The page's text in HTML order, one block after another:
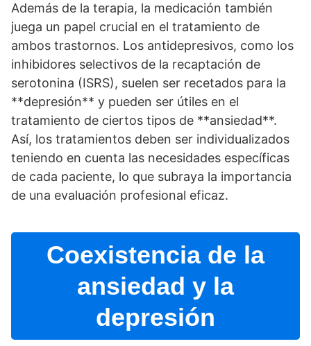
Además de la terapia, la medicación también
juega un papel crucial en el tratamiento de
ambos trastornos. Los antidepresivos, como los
inhibidores selectivos de la recaptación de
serotonina (ISRS), suelen ser recetados para la
**depresión** y pueden ser útiles en el
tratamiento de ciertos tipos de **ansiedad**.
Así­, los tratamientos deben ser individualizados
teniendo en cuenta las necesidades especí­ficas
de cada paciente, lo que subraya la importancia
de una evaluación profesional eficaz.
Coexistencia de la
ansiedad y la
depresión